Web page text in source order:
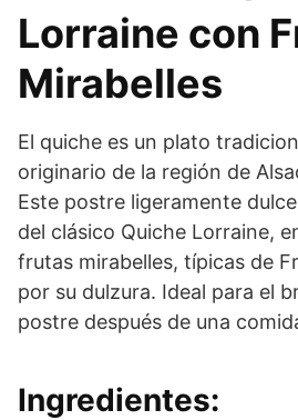
Lorraine con
Mirabelles
El quiche es un plato
originario de la región de
Este postre ligeramente
del clásico Quiche Lorraine,
frutas mirabelles, típicas de
por su dulzura. Ideal para el
postre después de una
Ingredientes: